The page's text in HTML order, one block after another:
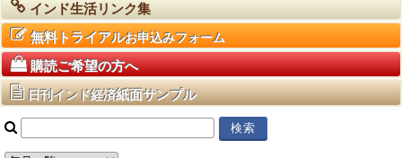
インド生活リンク集
無料トライアルお申込みフォーム
購読ご希望の方へ
日刊インド経済紙面サンプル